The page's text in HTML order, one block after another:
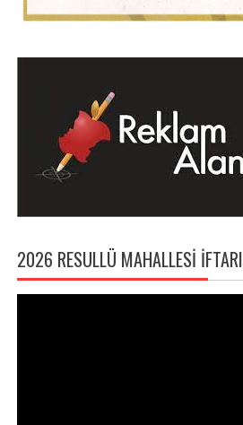
2026 RESULLÜ MAHALLESI İFTARI